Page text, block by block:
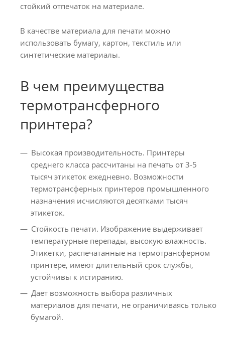
стойкий отпечаток на материале.
В качестве материала для печати можно
использовать бумагу, картон, текстиль или
синтетические материалы.
В чем преимущества
термотрансферного
принтера?
Высокая производительность. Принтеры
среднего класса рассчитаны на печать от 3-5
тысяч этикеток ежедневно. Возможности
термотрансферных принтеров промышленного
назначения исчисляются десятками тысяч
этикеток.
Стойкость печати. Изображение выдерживает
температурные перепады, высокую влажность.
Этикетки, распечатанные на термотрансферном
принтере, имеют длительный срок службы,
устойчивы к истиранию.
Дает возможность выбора различных
материалов для печати, не ограничиваясь только
бумагой.